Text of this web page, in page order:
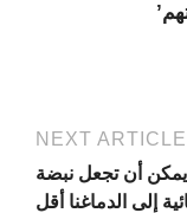
NEXT ARTICLE
أن تجعل نبضة
إلى الدماغنا أقل